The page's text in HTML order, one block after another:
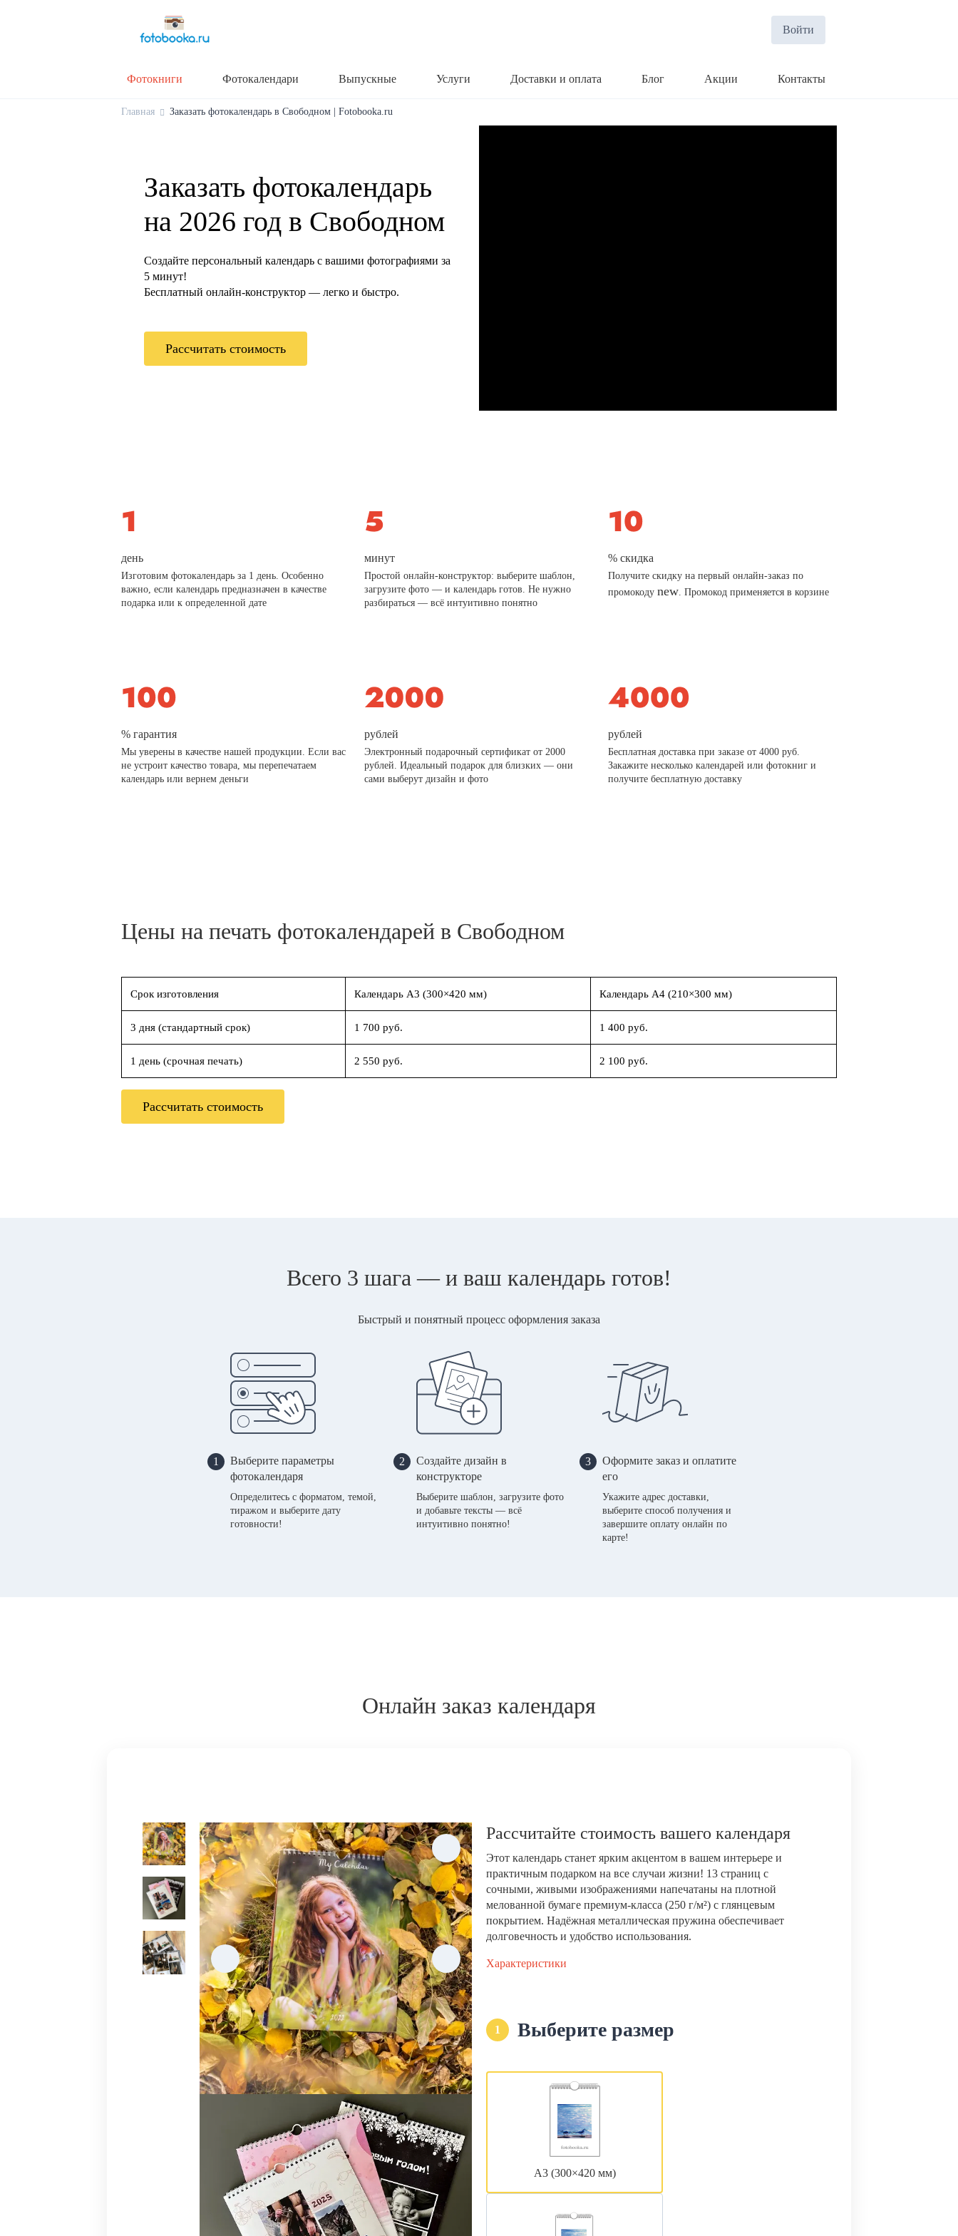
Войти
Фотокниги Фотокалендари Выпускные Услуги Доставки и оплата Блог Акции Контакты
Главная Заказать фотокалендарь в Свободном | Fotobooka.ru
Заказать фотокалендарь
на 2026 год в Свободном
Создайте персональный календарь с вашими фотографиями за
5 минут!
Бесплатный онлайн-конструктор — легко и быстро.
Рассчитать стоимость
день
Изготовим фотокалендарь за 1 день. Особенно
важно, если календарь предназначен в качестве
подарка или к определенной дате
минут
Простой онлайн-конструктор: выберите шаблон,
загрузите фото — и календарь готов. Не нужно
разбираться — всё интуитивно понятно
% скидка
Получите скидку на первый онлайн-заказ по
промокоду new. Промокод применяется в корзине
% гарантия
Мы уверены в качестве нашей продукции. Если вас
не устроит качество товара, мы перепечатаем
календарь или вернем деньги
рублей
Электронный подарочный сертификат от 2000
рублей. Идеальный подарок для близких — они
сами выберут дизайн и фото
рублей
Бесплатная доставка при заказе от 4000 руб.
Закажите несколько календарей или фотокниг и
получите бесплатную доставку
Цены на печать фотокалендарей в Свободном
Срок изготовления Календарь А3 (300×420 мм) Календарь А4 (210×300 мм)
3 дня (стандартный срок) 1 700 руб. 1 400 руб.
1 день (срочная печать) 2 550 руб. 2 100 руб.
Рассчитать стоимость
Всего 3 шага — и ваш календарь готов!
Быстрый и понятный процесс оформления заказа
1
Выберите параметры
фотокалендаря
Определитесь с форматом, темой,
тиражом и выберите дату
готовности!
2
Создайте дизайн в
конструкторе
Выберите шаблон, загрузите фото
и добавьте тексты — всё
интуитивно понятно!
3
Оформите заказ и оплатите
его
Укажите адрес доставки,
выберите способ получения и
завершите оплату онлайн по
карте!
Онлайн заказ календаря
Рассчитайте стоимость вашего календаря
Этот календарь станет ярким акцентом в вашем интерьере и
практичным подарком на все случаи жизни! 13 страниц с
сочными, живыми изображениями напечатаны на плотной
мелованной бумаге премиум-класса (250 г/м²) с глянцевым
покрытием. Надёжная металлическая пружина обеспечивает
долговечность и удобство использования.
Характеристики
1 Выберите размер
А3 (300×420 мм)